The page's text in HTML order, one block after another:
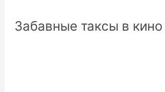
Забавные таксы в кино